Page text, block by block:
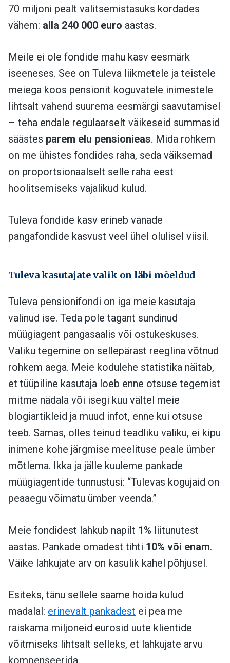
70 miljoni pealt valitsemistasuks kordades
vähem: alla 240 000 euro aastas.
Meile ei ole fondide mahu kasv eesmärk
iseeneses. See on Tuleva liikmetele ja teistele
meiega koos pensionit koguvatele inimestele
lihtsalt vahend suurema eesmärgi saavutamisel
– teha endale regulaarselt väikeseid summasid
säästes parem elu pensionieas. Mida rohkem
on me ühistes fondides raha, seda väiksemad
on proportsionaalselt selle raha eest
hoolitsemiseks vajalikud kulud.
Tuleva fondide kasv erineb vanade
pangafondide kasvust veel ühel olulisel viisil.
Tuleva kasutajate valik on läbi mõeldud
Tuleva pensionifondi on iga meie kasutaja
valinud ise. Teda pole tagant sundinud
müügiagent pangasaalis või ostukeskuses.
Valiku tegemine on sellepärast reeglina võtnud
rohkem aega. Meie kodulehe statistika näitab,
et tüüpiline kasutaja loeb enne otsuse tegemist
mitme nädala või isegi kuu vältel meie
blogiartikleid ja muud infot, enne kui otsuse
teeb. Samas, olles teinud teadliku valiku, ei kipu
inimene kohe järgmise meelituse peale ümber
mõtlema. Ikka ja jälle kuuleme pankade
müügiagentide tunnustusi: “Tulevas kogujaid on
peaaegu võimatu ümber veenda.”
Meie fondidest lahkub napilt 1% liitunutest
aastas. Pankade omadest tihti 10% või enam.
Väike lahkujate arv on kasulik kahel põhjusel.
Esiteks, tänu sellele saame hoida kulud
madalal: erinevalt pankadest ei pea me
raiskama miljoneid eurosid uute klientide
võitmiseks lihtsalt selleks, et lahkujate arvu
kompenseerida.